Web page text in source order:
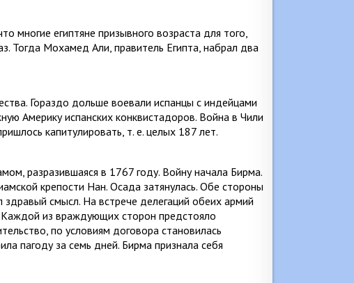
многие египтяне призывного возраста для того,
Тогда Мохамед Али, правитель Египта, набрал два
Гораздо дольше воевали испанцы с индей­цами
Америку испанских конквистадоров. Война в Чили
капитулировать, т. е. целых 187 лет.
разразившаяся в 1767 году. Войну начала Бирма.
крепости Нан. Осада затянулась. Обе стороны
смысл. На встрече делегаций обеих армий
Каждой из враждующих сторон предстояло
по ус­ловиям договора становилась
пагоду за семь дней. Бирма признала себя